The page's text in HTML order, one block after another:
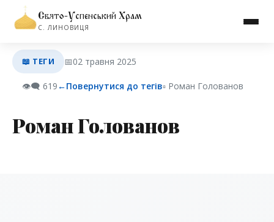
Свято-Успенський Храм
С. ЛИНОВИЦЯ
📖 ТЕГИ 📅02 травня 2025
👁️‍🗨️ 619 ←Повернутися до тегів▫︎ Роман Голованов
Роман Голованов